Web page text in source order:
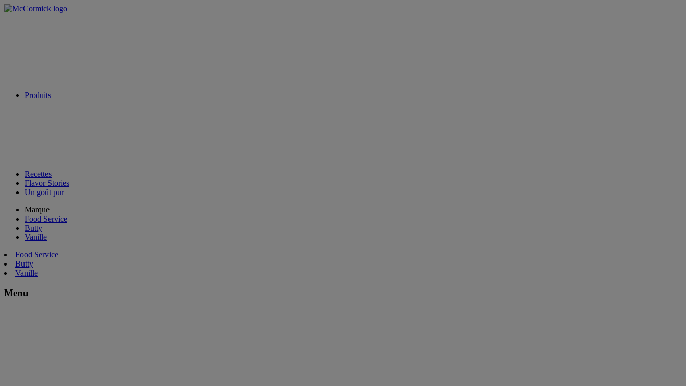
Produits
Recettes
Flavor Stories
Un goût pur
Marque
Food Service
Butty
Vanille
Food Service
Butty
Vanille
Menu